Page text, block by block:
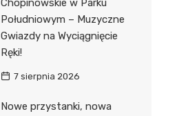
Chopinowskie w Parku
Południowym – Muzyczne
Gwiazdy na Wyciągnięcie
Ręki!
7 sierpnia 2026
Nowe przystanki, nowa